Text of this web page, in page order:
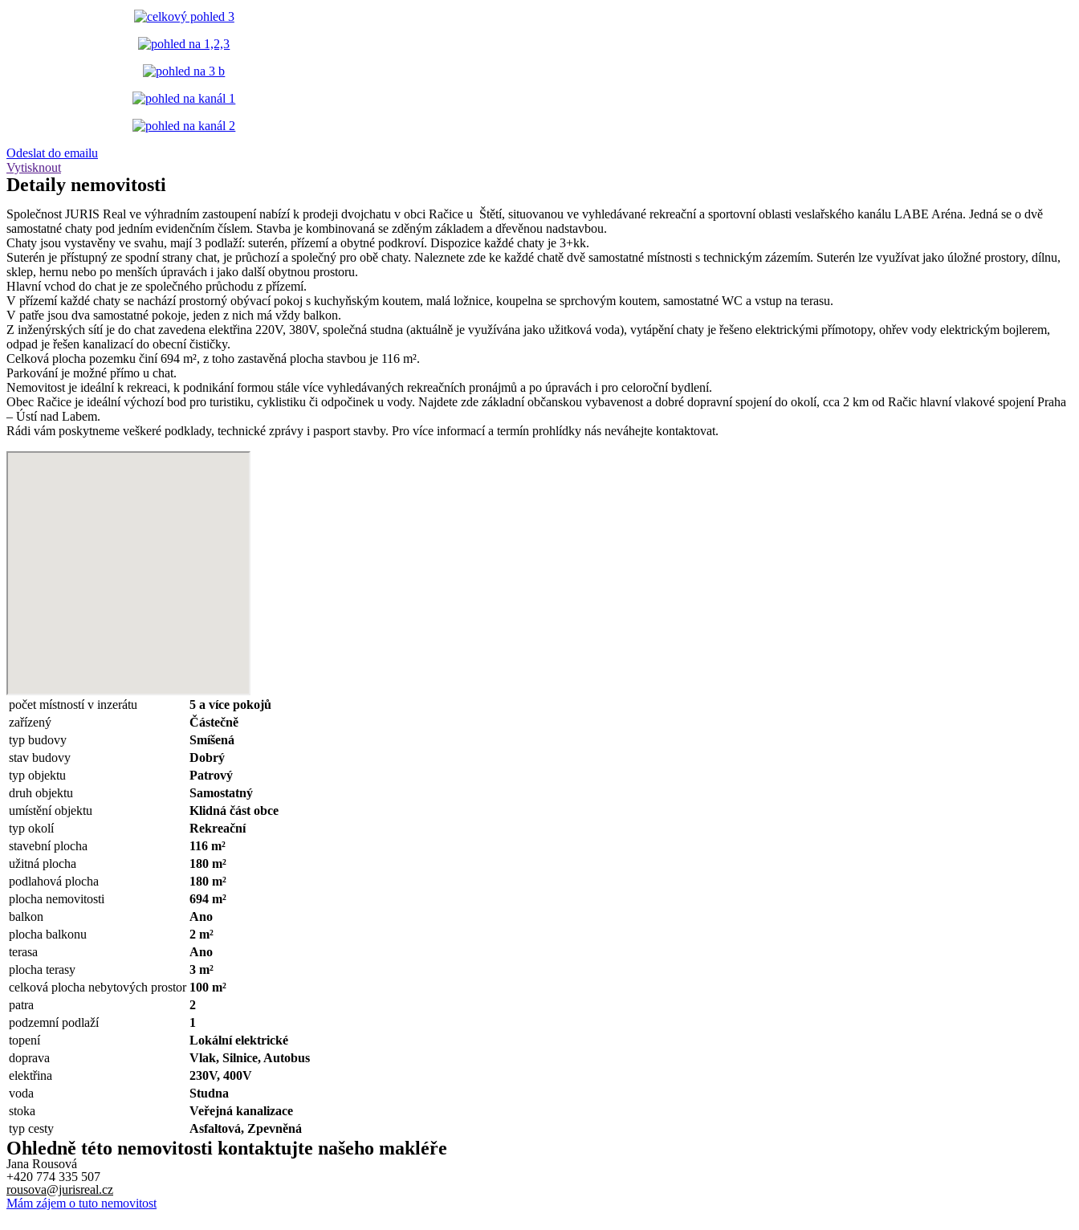
Odeslat do emailu
Vytisknout
Detaily nemovitosti
Společnost JURIS Real ve výhradním zastoupení nabízí k prodeji dvojchatu v obci Račice u Štětí, situovanou ve vyhledávané rekreační a sportovní oblasti veslařského kanálu LABE Aréna. Jedná se o dvě
samostatné chaty pod jedním evidenčním číslem. Stavba je kombinovaná se zděným základem a dřevěnou nadstavbou.
Chaty jsou vystavěny ve svahu, mají 3 podlaží: suterén, přízemí a obytné podkroví. Dispozice každé chaty je 3+kk.
Suterén je přístupný ze spodní strany chat, je průchozí a společný pro obě chaty. Naleznete zde ke každé chatě dvě samostatné místnosti s technickým zázemím. Suterén lze využívat jako úložné prostory, dílnu,
sklep, hernu nebo po menších úpravách i jako další obytnou prostoru.
Hlavní vchod do chat je ze společného průchodu z přízemí.
V přízemí každé chaty se nachází prostorný obývací pokoj s kuchyňským koutem, malá ložnice, koupelna se sprchovým koutem, samostatné WC a vstup na terasu.
V patře jsou dva samostatné pokoje, jeden z nich má vždy balkon.
Z inženýrských sítí je do chat zavedena elektřina 220V, 380V, společná studna (aktuálně je využívána jako užitková voda), vytápění chaty je řešeno elektrickými přímotopy, ohřev vody elektrickým bojlerem,
odpad je řešen kanalizací do obecní čističky.
Celková plocha pozemku činí 694 m², z toho zastavěná plocha stavbou je 116 m².
Parkování je možné přímo u chat.
Nemovitost je ideální k rekreaci, k podnikání formou stále více vyhledávaných rekreačních pronájmů a po úpravách i pro celoroční bydlení.
Obec Račice je ideální výchozí bod pro turistiku, cyklistiku či odpočinek u vody. Najdete zde základní občanskou vybavenost a dobré dopravní spojení do okolí, cca 2 km od Račic hlavní vlakové spojení Praha
– Ústí nad Labem.
Rádi vám poskytneme veškeré podklady, technické zprávy i pasport stavby. Pro více informací a termín prohlídky nás neváhejte kontaktovat.
počet místností v inzerátu
5 a více pokojů
zařízený
Částečně
typ budovy
Smíšená
stav budovy
Dobrý
typ objektu
Patrový
druh objektu
Samostatný
umístění objektu
Klidná část obce
typ okolí
Rekreační
stavební plocha
116 m²
užitná plocha
180 m²
podlahová plocha
180 m²
plocha nemovitosti
694 m²
balkon
Ano
plocha balkonu
2 m²
terasa
Ano
plocha terasy
3 m²
celková plocha nebytových prostor 100 m²
patra
2
podzemní podlaží
1
topení
Lokální elektrické
doprava
Vlak, Silnice, Autobus
elektřina
230V, 400V
voda
Studna
stoka
Veřejná kanalizace
typ cesty
Asfaltová, Zpevněná
Ohledně této nemovitosti kontaktujte našeho makléře
Jana Rousová
+420 774 335 507
rousova@jurisreal.cz
Mám zájem o tuto nemovitost